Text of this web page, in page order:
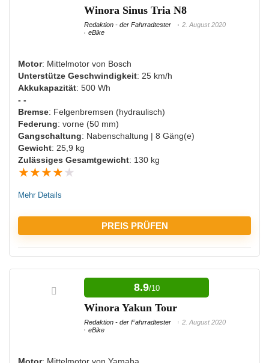
Nicht viel Zuladung möglich
Winora Sinus Tria N8
Redaktion - der Fahrradtester
2. August 2020
eBike
Motor: Mittelmotor von Bosch
Unterstütze Geschwindigkeit: 25 km/h
Akkukapazität: 500 Wh
- -
Bremse: Felgenbremsen (hydraulisch)
Federung: vorne (50 mm)
Gangschaltung: Nabenschaltung | 8 Gäng(e)
Gewicht: 25,9 kg
Zulässiges Gesamtgewicht: 130 kg
★★★★ ★
Mehr Details
PREIS PRÜFEN
VORTEILE:
Viele Ladezyklen möglich
Beleuchtung vorhanden
Viele Gänge zur Auswahl
8.9/10
Winora Yakun Tour
Redaktion - der Fahrradtester
2. August 2020
eBike